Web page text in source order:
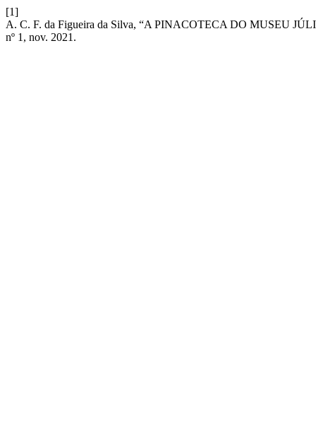
[1]
A. C. F. da Figueira da Silva, “A PINACOTECA DO MUSEU
nº 1, nov. 2021.